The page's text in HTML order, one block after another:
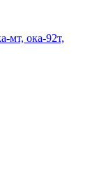
мт, ока-92т,